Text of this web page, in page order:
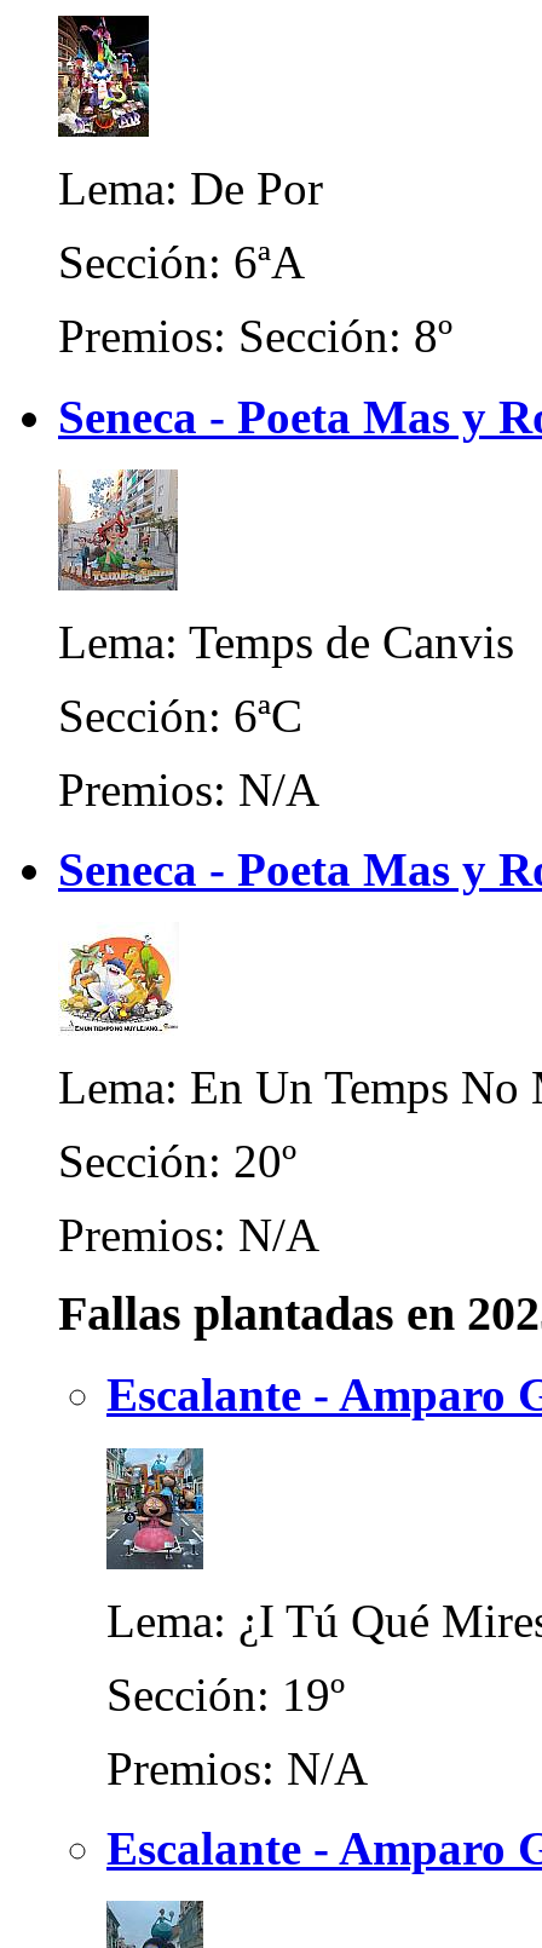
Lema: De Por
Sección: 6ªA
Premios: Sección: 8º
Seneca - Poeta Mas y
Lema: Temps de Canvis
Sección: 6ªC
Premios: N/A
Seneca - Poeta Mas y
Lema: En Un Temps
Sección: 20º
Premios: N/A
Fallas plantadas en
Escalante - Amparo
Lema: ¿I Tú Qué
Sección: 19º
Premios: N/A
Escalante - Amparo